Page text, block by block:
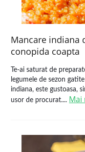
Mancare indiana
conopida coapta
Te-ai saturat de
legumele de sezon
indiana, este gustoasa,
usor de procurat.... Mai